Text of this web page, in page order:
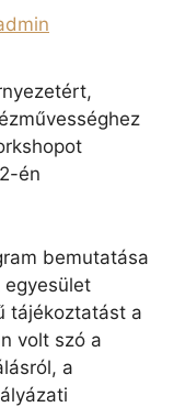
én
bemutatása
egyesület
tájékoztatást a
volt szó a
a